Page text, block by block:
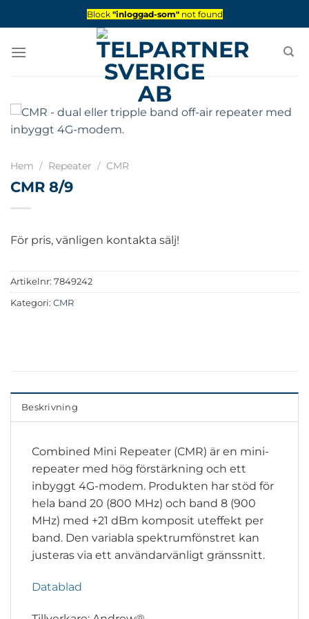
to
Block "inloggad-som"not found
Hem / Repeater / CMR
CMR 8/9
För pris, vänligen kontakta sälj!
Artikelnr: 7849242
Kategori: CMR
Beskrivning
Combined Mini Repeater (CMR) är en mini-
repeater med hög förstärkning och ett
inbyggt 4G-modem. Produkten har stöd för
hela band 20 (800 MHz) och band 8 (900
MHz) med +21 dBm komposit uteffekt per
band. Den variabla spektrumfönstret kan
justeras via ett användarvänligt gränssnitt.
Datablad